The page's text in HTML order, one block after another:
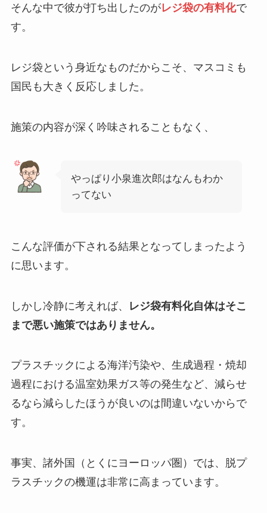
そんな中で彼が打ち出したのがレジ袋の有料化で
す。
レジ袋という身近なものだからこそ、マスコミも
国民も大きく反応しました。
施策の内容が深く吟味されることもなく、
やっぱり小泉進次郎はなんもわか
ってない
こんな評価が下される結果となってしまったよう
に思います。
しかし冷静に考えれば、
レジ袋有料化自体はそこ
まで悪い施策ではありません。
プラスチックによる海洋汚染や、生成過程・焼却
過程における温室効果ガス等の発生など、減らせ
るなら減らしたほうが良いのは間違いないからで
す。
事実、諸外国（とくにヨーロッパ圏）では、脱プ
ラスチックの機運は非常に高まっています。